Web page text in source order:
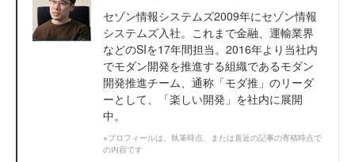
セゾン情報システムズ2009年にセゾン情報
システムズ入社。これまで金融、運輸業界
などのSIを17年間担当。2016年より当社内
でモダン開発を推進する組織であるモダン
開発推進チーム、通称「モダ推」のリーダ
ーとして、「楽しい開発」を社内に展開
中。
※プロフィールは、執筆時点、または直近の記事の寄稿時点で
の内容です